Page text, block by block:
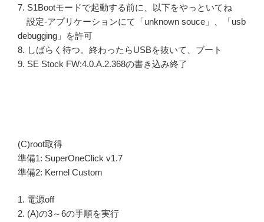
7. S1Bootモードで起動する前に、以下をやっといてね
設定-アプリケーションにて「unknown souce」、「usb
debugging」を許可
8. しばらく待つ。終わったらUSBを抜いて、ブート
9. SE Stock FW:4.0.A.2.368の書き込み終了
(C)root取得
準備1: SuperOneClick v1.7
準備2: Kernel Custom
1. 電源off
2. (A)の3～6の手順を実行